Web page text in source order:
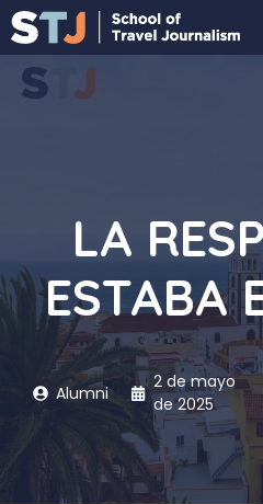
Saltar
al
contenido
LA
ESTABA
Alumni
2 de mayo
de 2025